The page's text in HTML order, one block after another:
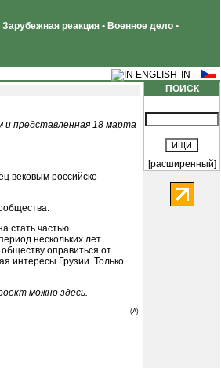
реакция • Военное дело •
и представленная 18 марта
вековым российско-
стать частью
нескольких лет
оправиться от
интересы Грузии. Только
можно здесь.
(A)
ПОИСК
[расширенный]